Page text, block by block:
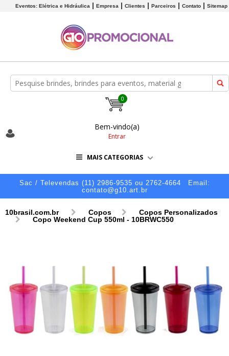
Eventos: Elétrica e Hidráulica Empresa Clientes Parceiros Contato Sitemap
0
Bem-vindo(a)
Entrar
MAIS CATEGORIAS
Sac / Televendas (11) 2986-9535 ou 2762-4664
Email:
contato@g10.art.br
10brasil.com.br Copos
Copos Personalizados
Copo Weekend Cup 550ml - 10BRWC550